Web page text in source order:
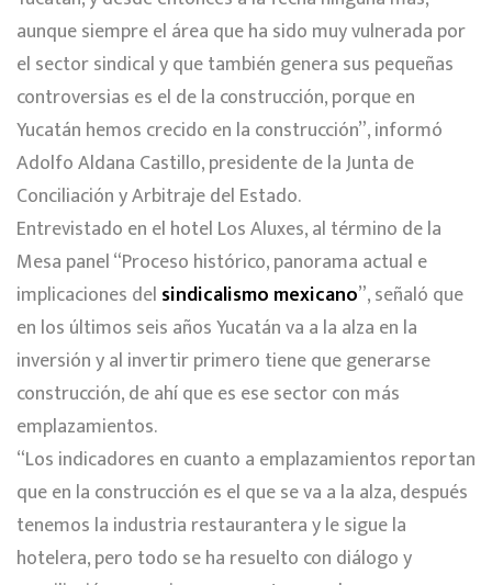
aunque siempre el área que ha sido muy vulnerada por
el sector sindical y que también genera sus pequeñas
controversias es el de la construcción, porque en
Yucatán hemos crecido en la construcción”, informó
Adolfo Aldana Castillo, presidente de la Junta de
Conciliación y Arbitraje del Estado.
Entrevistado en el hotel Los Aluxes, al término de la
Mesa panel “Proceso histórico, panorama actual e
implicaciones del sindicalismo mexicano”, señaló que
en los últimos seis años Yucatán va a la alza en la
inversión y al invertir primero tiene que generarse
construcción, de ahí que es ese sector con más
emplazamientos.
“Los indicadores en cuanto a emplazamientos reportan
que en la construcción es el que se va a la alza, después
tenemos la industria restaurantera y le sigue la
hotelera, pero todo se ha resuelto con diálogo y